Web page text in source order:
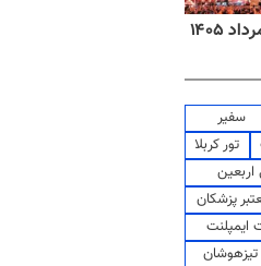
سفیر
تور کربلا
پزشکان
ایمپلنت
تیزهوشان